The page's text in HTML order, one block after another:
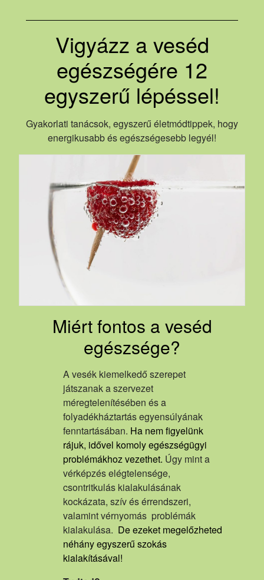
Vigyázz a veséd
egészségére 12
egyszerű lépéssel!
Gyakorlati tanácsok, egyszerű életmódtippek, hogy
energikusabb és egészségesebb legyél!
Miért fontos a veséd
egészsége?
A vesék kiemelkedő szerepet
játszanak a szervezet
méregtelenítésében és a
folyadékháztartás egyensúlyának
fenntartásában. Ha nem figyelünk
rájuk, idővel komoly egészségügyi
problémákhoz vezethet. Úgy mint a
vérképzés elégtelensége,
csontritkulás kialakulásának
kockázata, szív és érrendszeri,
valamint vérnyomás problémák
kialakulása. De ezeket megelőzheted
néhány egyszerű szokás
kialakításával!